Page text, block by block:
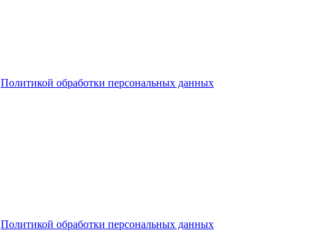
Политикой обработки персональных данных
Политикой обработки персональных данных